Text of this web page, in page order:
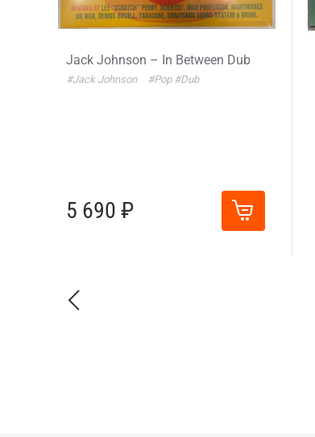
Jack Johnson – In Between Dub
#Jack Johnson #Pop #Dub
5 690 ₽